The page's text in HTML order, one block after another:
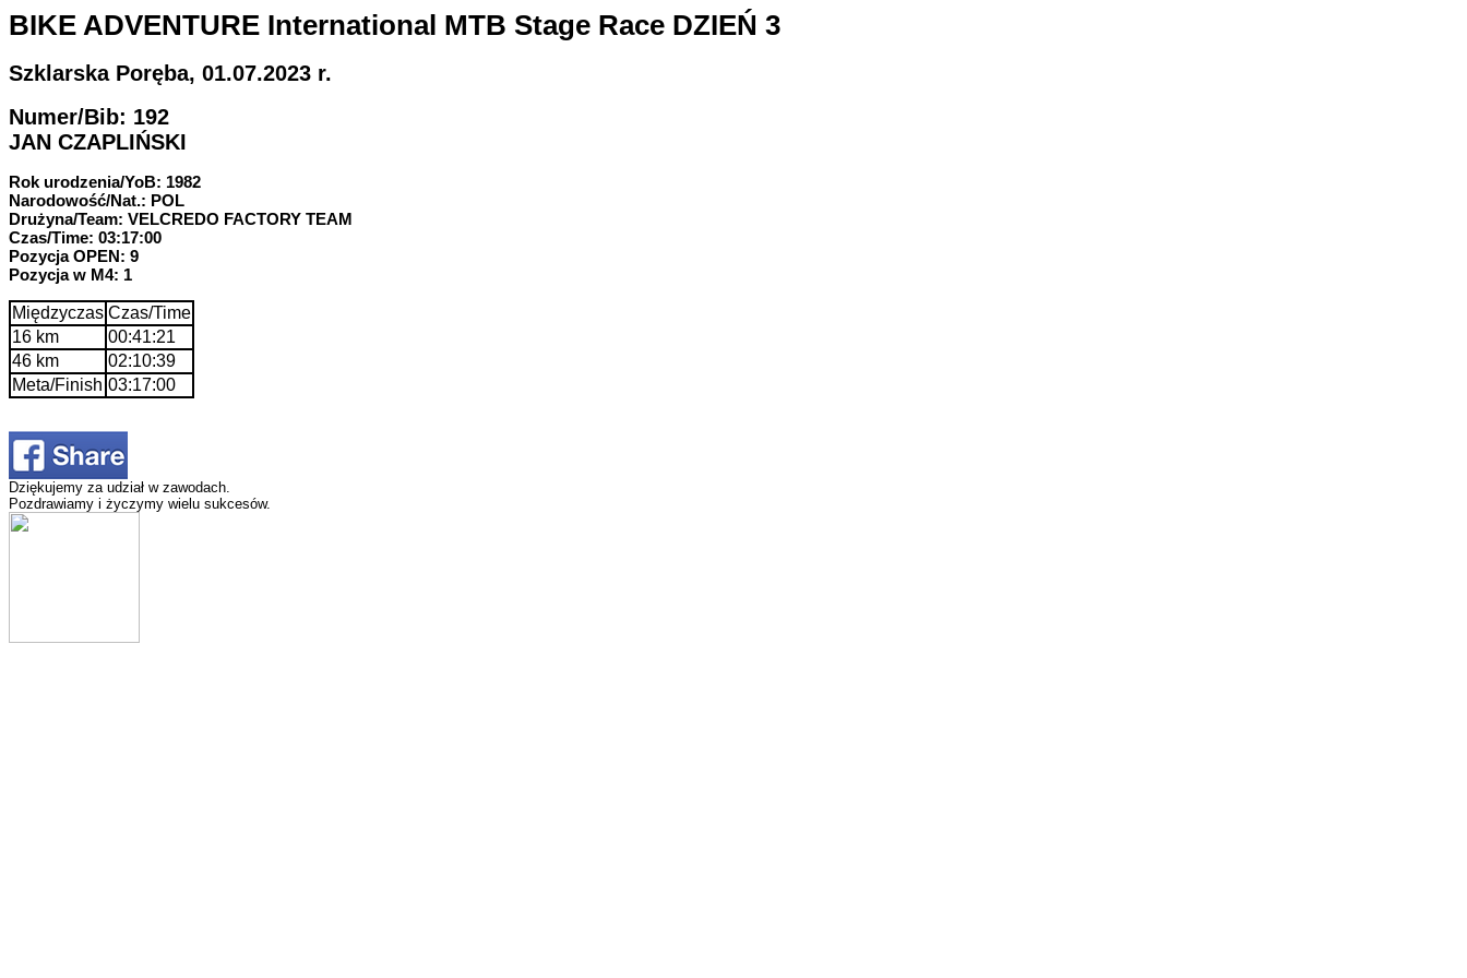
BIKE ADVENTURE International MTB Stage Race DZIEŃ 3
Szklarska Poręba, 01.07.2023 r.
Numer/Bib: 192
JAN CZAPLIŃSKI
Rok urodzenia/YoB: 1982
Narodowość/Nat.: POL
Drużyna/Team: VELCREDO FACTORY TEAM
Czas/Time: 03:17:00
Pozycja OPEN: 9
Pozycja w M4: 1
Międzyczas Czas/Time
16 km
00:41:21
46 km
02:10:39
Meta/Finish 03:17:00
Dziękujemy za udział w zawodach.
Pozdrawiamy i życzymy wielu sukcesów.